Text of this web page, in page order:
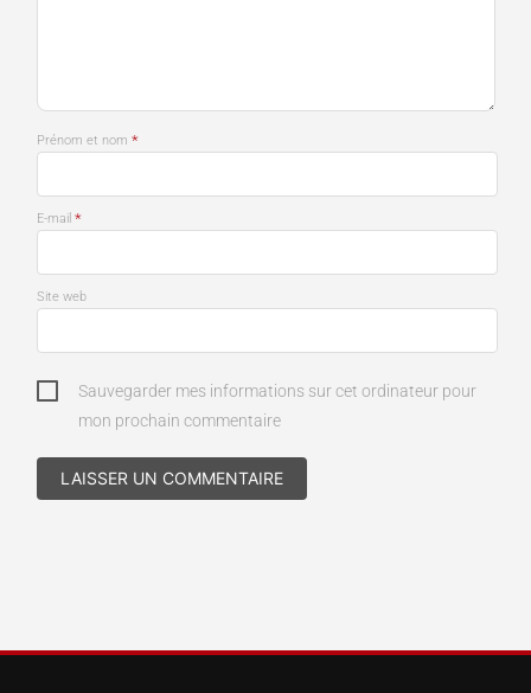
Prénom et nom *
E-mail *
Site web
Sauvegarder mes informations sur cet ordinateur pour
mon prochain commentaire